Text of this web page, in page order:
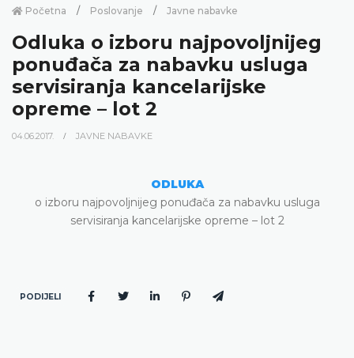
Početna Poslovanje Javne nabavke
Odluka o izboru najpovoljnijeg
ponuđača za nabavku usluga
servisiranja kancelarijske
opreme – lot 2
04.06.2017. JAVNE NABAVKE
ODLUKA
o izboru najpovoljnijeg ponuđača za nabavku usluga
servisiranja kancelarijske opreme – lot 2
PODIJELI